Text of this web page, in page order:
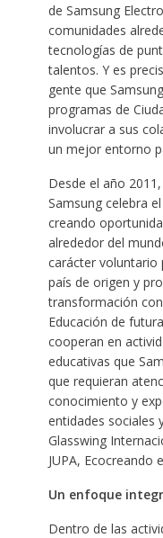
de Samsung
comunidades
tecnologías de
talentos. Y es
gente que
programas de
involucrar a sus
un mejor entorno
Desde el año
Samsung celebra
creando
alrededor del
carácter voluntario
país de origen y
transformación
Educación de
cooperan en
educativas que
que requieran
conocimiento y
entidades sociales
Glasswing
JUPA, Ecocreando
Un enfoque
Dentro de las